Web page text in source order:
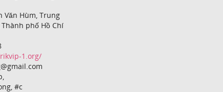
Văn Hùm, Trung
Thành phố Hồ Chí
1.org/
#c